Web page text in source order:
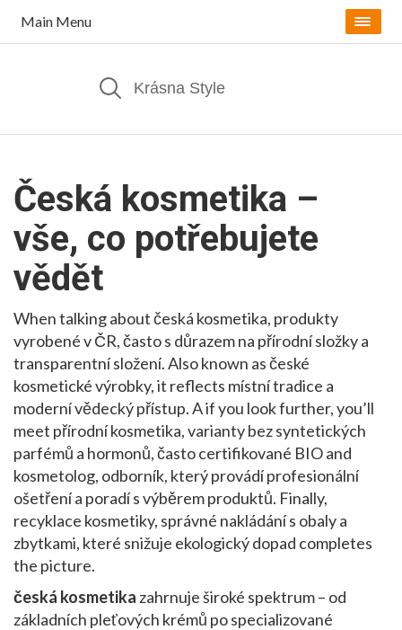
Main Menu
Česká kosmetika –
vše, co potřebujete
vědět
When talking aboutčeská kosmetika, produkty
vyrobené v ČR, často s důrazem na přírodní složky a
transparentní složení. Also known asčeské
kosmetické výrobky, it reflects místní tradice a
moderní vědecký přístup. A if you look further, you’ll
meet přírodní kosmetika,varianty bez syntetických
parfémů a hormonů, často certifikované BIOand
kosmetolog, odborník, který provádí profesionální
ošetření a poradí s výběrem produktů. Finally,
recyklace kosmetiky, správné nakládání s obaly a
zbytkami, které snižuje ekologický dopad completes
the picture.
česká kosmetika zahrnuje široké spektrum – od
základních pleťových krémů po specializované